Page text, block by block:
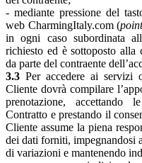
- mediante pressione del
web CharmingItaly.com (
in ogni caso subordinata
richiesto ed è sottoposto alla
da parte del contraente
3.3 Per accedere ai
Cliente dovrà compilare
prenotazione, accettando
Contratto e prestando il
Cliente assume la piena
dei dati forniti, impegnandosi
di variazioni e mantenendo